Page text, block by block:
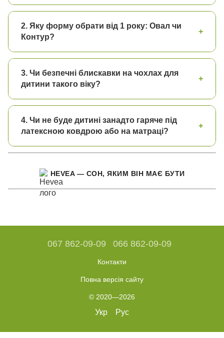
2. Яку форму обрати від 1 року: Овал чи
Контур?
+
3. Чи безпечні блискавки на чохлах для
дитини такого віку?
+
4. Чи не буде дитині занадто гаряче під
латексною ковдрою або на матраці?
+
HEVEA — СОН, ЯКИМ ВІН МАЄ БУТИ
067 862-09-09 066 862-09-09
Контакти
Повна версія сайту
© 2020—2026
Укр Рус